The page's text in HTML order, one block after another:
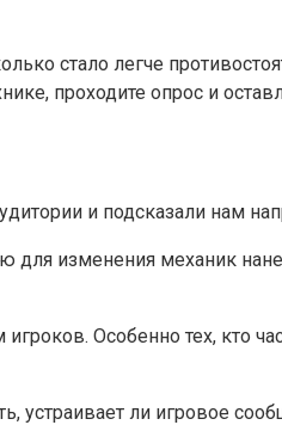
стало легче
проходите опрос и
и подсказали нам
изменения механик
Особенно тех, кто
ли игровое